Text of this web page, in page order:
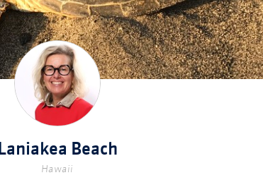
Laniakea Beach
Hawaii